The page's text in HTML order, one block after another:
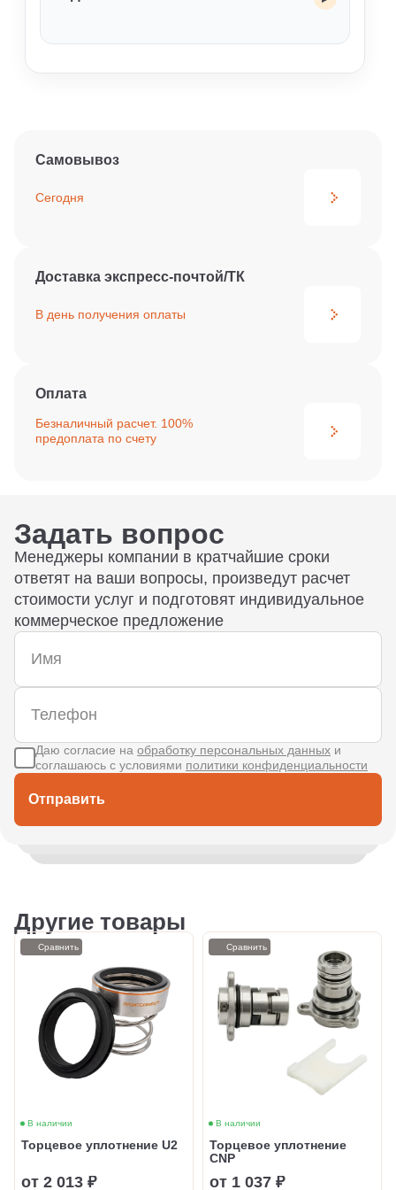
Самовывоз
Сегодня
Доставка экспресс-почтой/ТК
В день получения оплаты
Оплата
Безналичный расчет. 100%
предоплата по счету
Задать вопрос
Менеджеры компании в кратчайшие сроки
ответят на ваши вопросы, произведут расчет
стоимости услуг и подготовят индивидуальное
коммерческое предложение
Отправить
Даю согласие на обработку персональных данных и
соглашаюсь с условиями политики конфиденциальности
Другие товары
В наличии
Торцевое уплотнение U2
от 2 013 ₽
Сравнить
В наличии
Торцевое уплотнение
CNP
от 1 037 ₽
Сравнить